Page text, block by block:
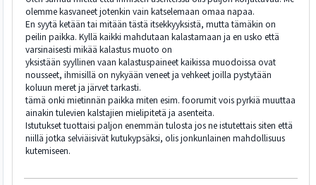
olemme kasvaneet jotenkin vain katselemaan omaa napaa.
En syytä ketään tai mitään tästä itsekkyyksistä, mutta tämäkin on
peilin paikka. Kyllä kaikki mahdutaan kalastamaan ja en usko että
varsinaisesti mikää kalastus muoto on
yksistään syyllinen vaan kalastuspaineet kaikissa muodoissa ovat
nousseet, ihmisillä on nykyään veneet ja vehkeet joilla pystytään
koluun meret ja järvet tarkasti.
tämä onki mietinnän paikka miten esim. foorumit vois pyrkiä muuttaa
ainakin tulevien kalstajien mielipitetä ja asenteita.
Istutukset tuottaisi paljon enemmän tulosta jos ne istutettais siten että
niillä jotka selviäisivät kutukypsäksi, olis jonkunlainen mahdollisuus
kutemiseen.